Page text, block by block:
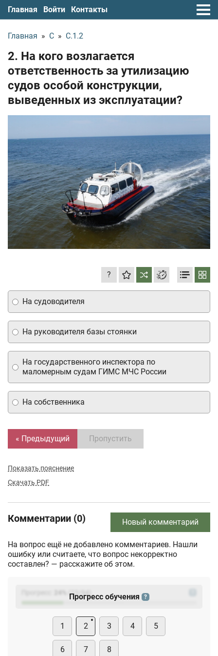
Главная Войти Контакты
Главная » С » С.1.2
2. На кого возлагается
ответственность за утилизацию
судов особой конструкции,
выведенных из эксплуатации?
?
На собственника
На судоводителя
На государственного инспектора по
маломерным судам ГИМС МЧС России
На руководителя базы стоянки
« Предыдущий Пропустить
Показать пояснение
Скачать PDF
Комментарии (0) Новый комментарий
На вопрос ещё не добавлено комментариев. Нашли
ошибку или считаете, что вопрос некорректно
составлен? — расскажите об этом.
(23
Прогресс обучения ?
1 2 3 4 5
6 7 8